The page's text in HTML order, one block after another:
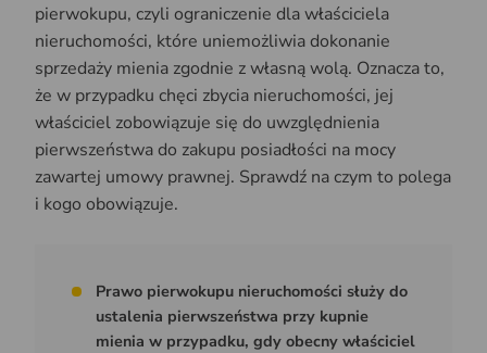
pierwokupu, czyli ograniczenie dla właściciela
nieruchomości, które uniemożliwia dokonanie
sprzedaży mienia zgodnie z własną wolą. Oznacza to,
że w przypadku chęci zbycia nieruchomości, jej
właściciel zobowiązuje się do uwzględnienia
pierwszeństwa do zakupu posiadłości na mocy
zawartej umowy prawnej. Sprawdź na czym to polega
i kogo obowiązuje.
Prawo pierwokupu nieruchomości służy do
ustalenia pierwszeństwa przy kupnie
mienia w przypadku, gdy obecny właściciel